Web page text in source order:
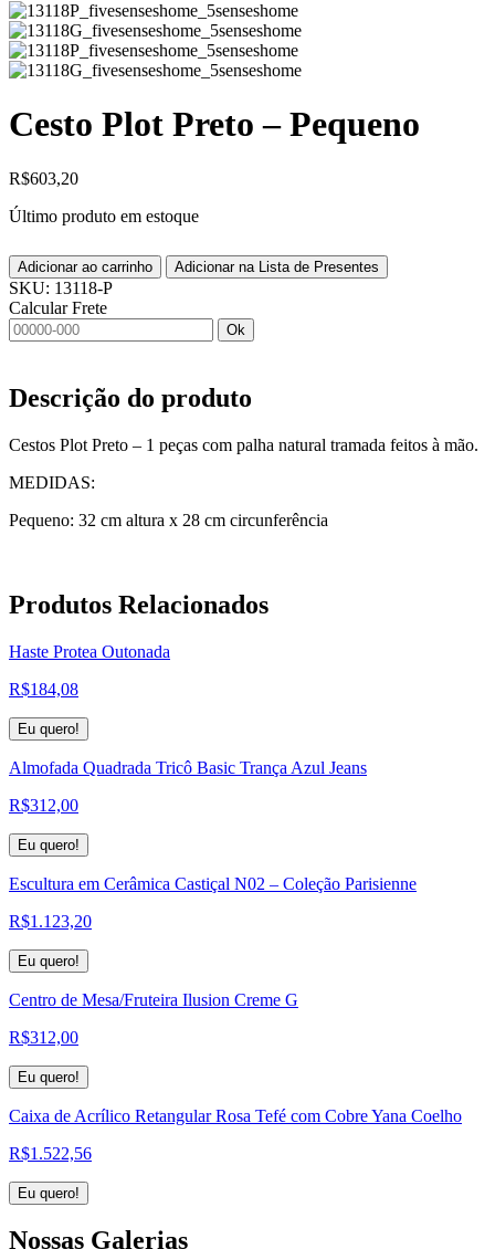
Cesto Plot Preto – Pequeno
R$603,20
Último produto em estoque
Adicionar ao carrinho Adicionar na Lista de Presentes
SKU: 13118-P
Calcular Frete
Ok
Descrição do produto
Cestos Plot Preto – 1 peças com palha natural tramada feitos à mão.
MEDIDAS:
Pequeno: 32 cm altura x 28 cm circunferência
Produtos Relacionados
Haste Protea Outonada
R$184,08
Eu quero!
Almofada Quadrada Tricô Basic Trança Azul Jeans
R$312,00
Eu quero!
Escultura em Cerâmica Castiçal N02 – Coleção Parisienne
R$1.123,20
Eu quero!
Centro de Mesa/Fruteira Ilusion Creme G
R$312,00
Eu quero!
Caixa de Acrílico Retangular Rosa Tefé com Cobre Yana Coelho
R$1.522,56
Eu quero!
Nossas Galerias